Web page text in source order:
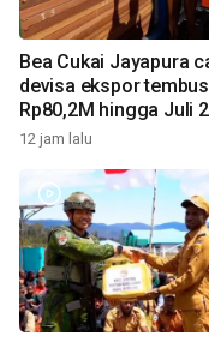
Bea Cukai Jayapura
devisa ekspor tembus
Rp80,2M hingga Juli
12 jam lalu